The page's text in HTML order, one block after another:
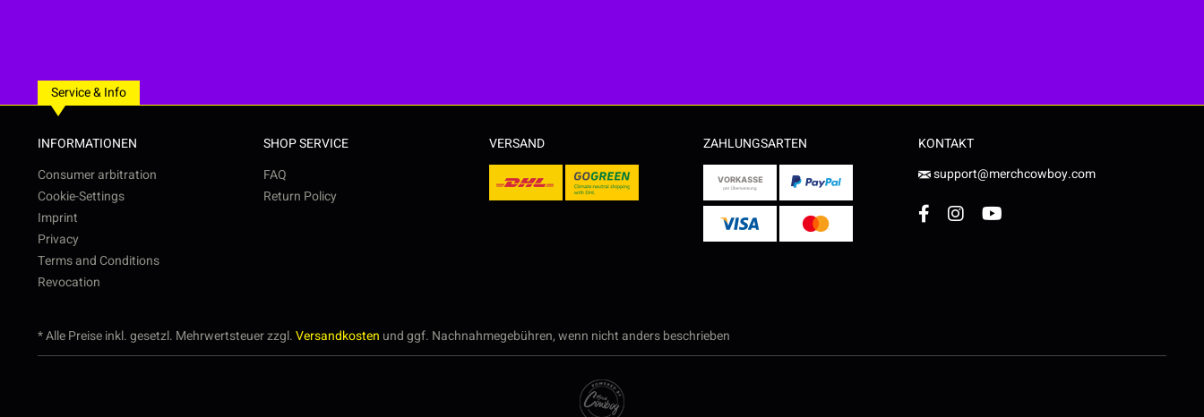
Service & Info
INFORMATIONEN
Consumer arbitration
Cookie-Settings
Imprint
Privacy
Terms and Conditions
Revocation
SHOP SERVICE
FAQ
Return Policy
VERSAND ZAHLUNGSARTEN
KONTAKT
support@merchcowboy.com
* Alle Preise inkl. gesetzl. Mehrwertsteuer zzgl.Versandkosten und ggf. Nachnahmegebühren, wenn nicht anders beschrieben